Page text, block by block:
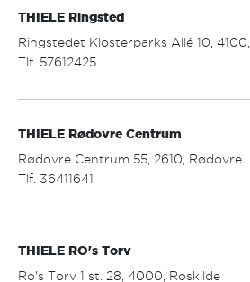
Åbningstider:
mandag - fredag: 09.30 - 17.30
lørdag: 09.30 - 13.00
THIELE Ringsted
Ringstedet Klosterparks Allé 10,
Tlf. 57612425
Åbningstider:
mandag - fredag: 10.00 - 19.00
lørdag: 10.00 - 16.00
THIELE Rødovre Centrum
Rødovre Centrum 55, 2610, Rødovre
Tlf. 36411641
Åbningstider:
mandag - fredag: 10.00 - 19.00
THIELE RO's Torv
Ro's Torv 1 st. 28, 4000, Roskilde